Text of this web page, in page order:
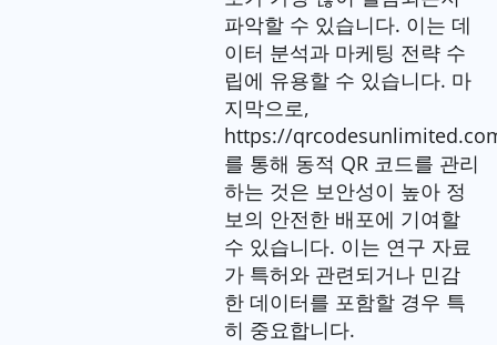
파악할 수 있습니다. 이는 데
이터 분석과 마케팅 전략 수
립에 유용할 수 있습니다. 마
지막으로,
https://
를 통해 동적 QR 코드를 관리
하는 것은 보안성이 높아 정
보의 안전한 배포에 기여할
수 있습니다. 이는 연구 자료
가 특허와 관련되거나 민감
한 데이터를 포함할 경우 특
히 중요합니다.